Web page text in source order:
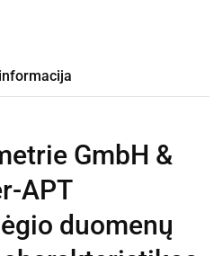
GmbH &
APT
duomenų